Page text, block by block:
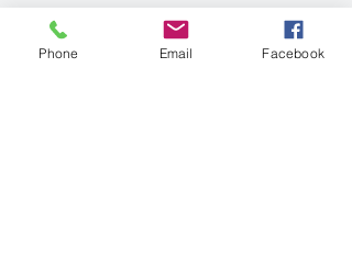
Phone Email Facebook